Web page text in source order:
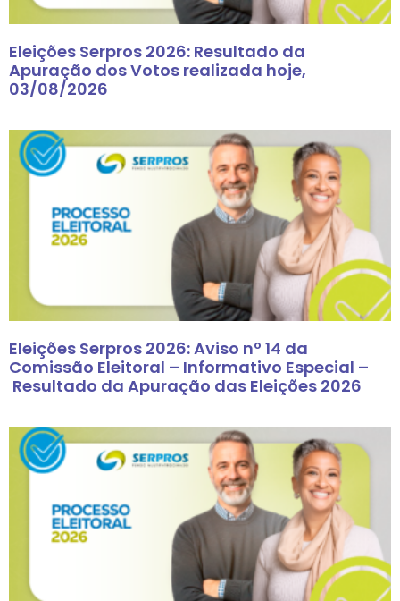
Eleições Serpros 2026: Resultado da
Apuração dos Votos realizada hoje,
03/08/2026
Eleições Serpros 2026: Aviso nº 14 da
Comissão Eleitoral – Informativo Especial –
Resultado da Apuração das Eleições 2026